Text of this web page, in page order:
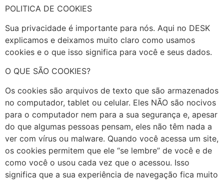
POLITICA DE COOKIES
Sua privacidade é importante para nós. Aqui no DESK
explicamos e deixamos muito claro como usamos
cookies e o que isso significa para você e seus dados.
O QUE SÃO COOKIES?
Os cookies são arquivos de texto que são armazenados
no computador, tablet ou celular. Eles NÃO são nocivos
para o computador nem para a sua segurança e, apesar
do que algumas pessoas pensam, eles não têm nada a
ver com vírus ou malware. Quando você acessa um site,
os cookies permitem que ele “se lembre” de você e de
como você o usou cada vez que o acessou. Isso
significa que a sua experiência de navegação fica muito